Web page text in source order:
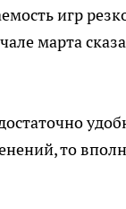
игр
марта
то